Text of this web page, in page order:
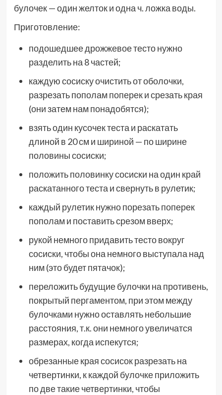
булочек — один желток и одна ч. ложка воды.
Приготовление:
подошедшее дрожжевое тесто нужно
разделить на 8 частей;
каждую сосиску очистить от оболочки,
разрезать пополам поперек и срезать края
(они затем нам понадобятся);
взять один кусочек теста и раскатать
длиной в 20 см и шириной — по ширине
половины сосиски;
положить половинку сосиски на один край
раскатанного теста и свернуть в рулетик;
каждый рулетик нужно порезать поперек
пополам и поставить срезом вверх;
рукой немного придавить тесто вокруг
сосиски, чтобы она немного выступала над
ним (это будет пятачок);
переложить будущие булочки на противень,
покрытый пергаментом, при этом между
булочками нужно оставлять небольшие
расстояния, т.к. они немного увеличатся
размерах, когда испекутся;
обрезанные края сосисок разрезать на
четвертинки, к каждой булочке приложить
по две такие четвертинки, чтобы